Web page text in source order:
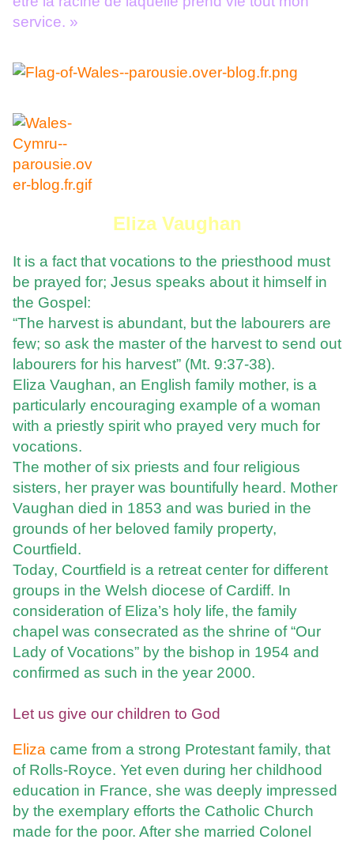
service. »
Eliza Vaughan
It is a fact that vocations to the priesthood must
be prayed for; Jesus speaks about it himself in
the Gospel:
“The harvest is abundant, but the labourers are
few; so ask the master of the harvest to send out
labourers for his harvest” (Mt. 9:37-38).
Eliza Vaughan, an English family mother, is a
particularly encouraging example of a woman
with a priestly spirit who prayed very much for
vocations.
The mother of six priests and four religious
sisters, her prayer was bountifully heard. Mother
Vaughan died in 1853 and was buried in the
grounds of her beloved family property,
Courtfield.
Today, Courtfield is a retreat center for different
groups in the Welsh diocese of Cardiff. In
consideration of Eliza’s holy life, the family
chapel was consecrated as the shrine of “Our
Lady of Vocations” by the bishop in 1954 and
confirmed as such in the year 2000.
Let us give our children to God
Eliza came from a strong Protestant family, that
of Rolls-Royce. Yet even during her childhood
education in France, she was deeply impressed
by the exemplary efforts the Catholic Church
made for the poor. After she married Colonel